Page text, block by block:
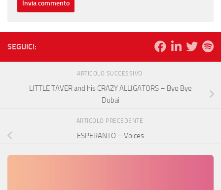
SEGUICI:
ARTICOLO SUCCESSIVO
LITTLE TAVER and his CRAZY ALLIGATORS – Bye Bye
Dubai
ARTICOLO PRECEDENTE
ESPERANTO – Voices